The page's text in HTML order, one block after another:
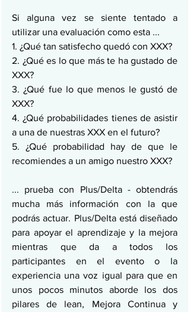
Si alguna vez se siente tentado a
utilizar una evaluación como esta ...
1. ¿Qué tan satisfecho quedó con XXX?
2. ¿Qué es lo que más te ha gustado de
XXX?
3. ¿Qué fue lo que menos le gustó de
XXX?
4. ¿Qué probabilidades tienes de asistir
a una de nuestras XXX en el futuro?
5. ¿Qué probabilidad hay de que le
recomiendes a un amigo nuestro XXX?
... prueba con Plus/Delta - obtendrás
mucha más información con la que
podrás actuar. Plus/Delta está diseñado
para apoyar el aprendizaje y la mejora
mientras que da a todos los
participantes en el evento o la
experiencia una voz igual para que en
unos pocos minutos aborde los dos
pilares de lean, Mejora Continua y